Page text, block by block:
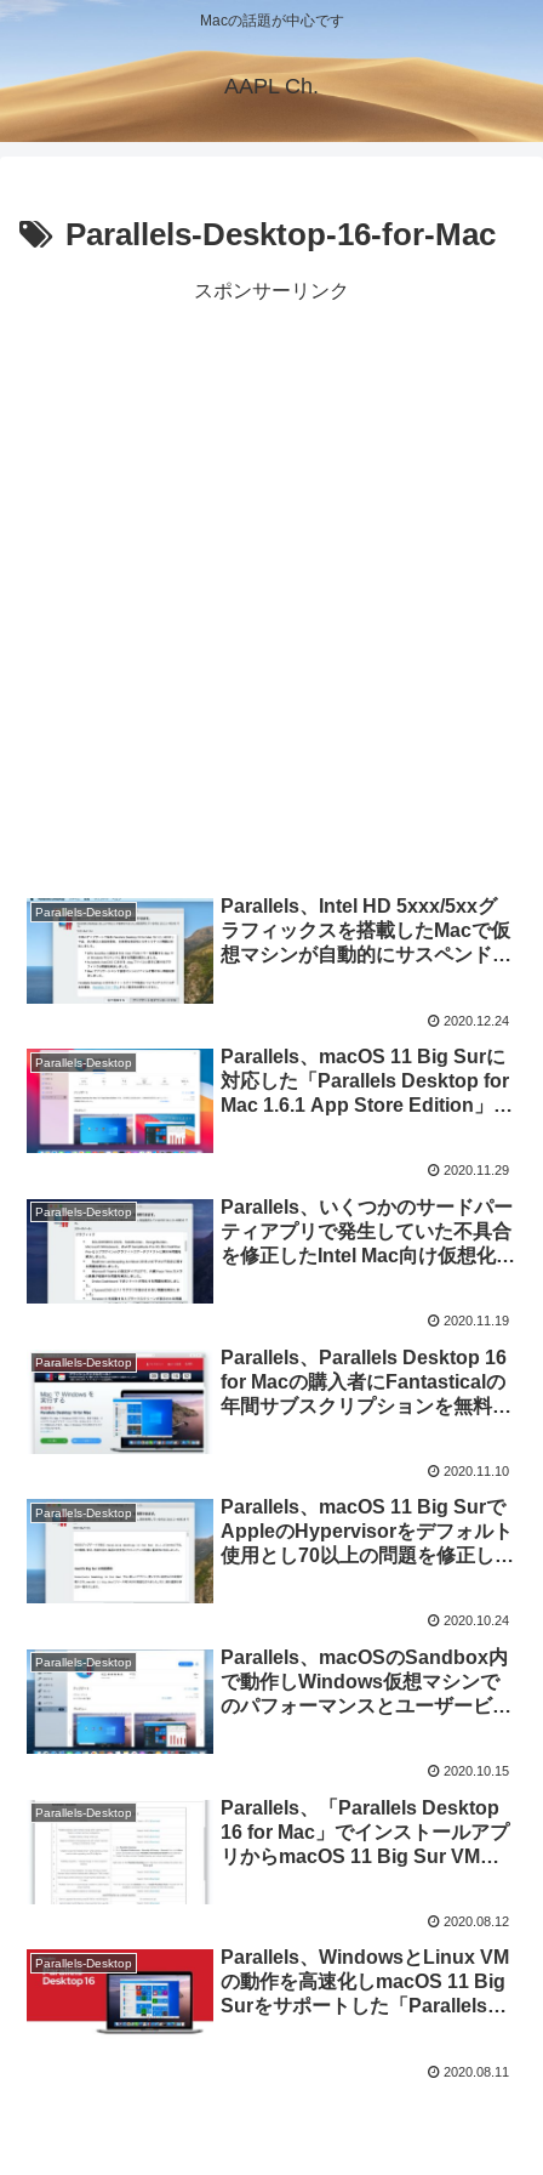
Macの話題が中心です
AAPL Ch.
Parallels-Desktop-16-for-Mac
スポンサーリンク
Parallels-Desktop
Parallels、Intel HD 5xxx/5xxグ
ラフィックスを搭載したMacで仮
想マシンが自動的にサスペンドし
2020.12.24
Parallels-Desktop
Parallels、macOS 11 Big Surに
対応した「Parallels Desktop for
Mac 1.6.1 App Store Edition」を
2020.11.29
Parallels-Desktop
Parallels、いくつかのサードパー
ティアプリで発生していた不具合
を修正したIntel Mac向け仮想化ソ
2020.11.19
Parallels-Desktop
Parallels、Parallels Desktop 16
for Macの購入者にFantasticalの
年間サブスクリプションを無料で
2020.11.10
Parallels-Desktop
Parallels、macOS 11 Big Surで
AppleのHypervisorをデフォルト
使用とし70以上の問題を修正した
2020.10.24
Parallels-Desktop
Parallels、macOSのSandbox内
で動作しWindows仮想マシンで
のパフォーマンスとユーザービリ
2020.10.15
Parallels-Desktop
Parallels、「Parallels Desktop
16 for Mac」でインストールアプ
リからmacOS 11 Big Sur VMを
2020.08.12
Parallels-Desktop
Parallels、WindowsとLinux VM
の動作を高速化しmacOS 11 Big
Surをサポートした「Parallels
2020.08.11